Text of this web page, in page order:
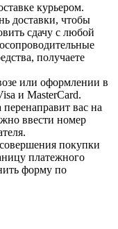
курьером.
доставки, чтобы
сдачу с любой
получаете
или оформлении в
и MasterCard.
вас на
ввести номер
покупки
платежного
форму по